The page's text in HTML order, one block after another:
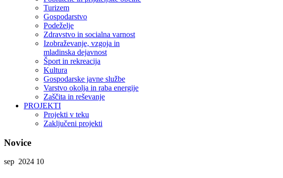
Turizem
Gospodarstvo
Podeželje
Zdravstvo in socialna varnost
Izobraževanje, vzgoja in
mladinska dejavnost
Šport in rekreacija
Kultura
Gospodarske javne službe
Varstvo okolja in raba energije
Zaščita in reševanje
PROJEKTI
Projekti v teku
Zaključeni projekti
Novice
sep 2024 10